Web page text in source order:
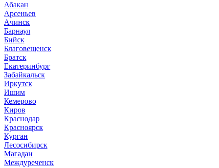
Абакан
Арсеньев
Ачинск
Барнаул
Бийск
Благовещенск
Братск
Екатеринбург
Забайкальск
Иркутск
Ишим
Кемерово
Киров
Краснодар
Красноярск
Курган
Лесосибирск
Магадан
Междуреченск